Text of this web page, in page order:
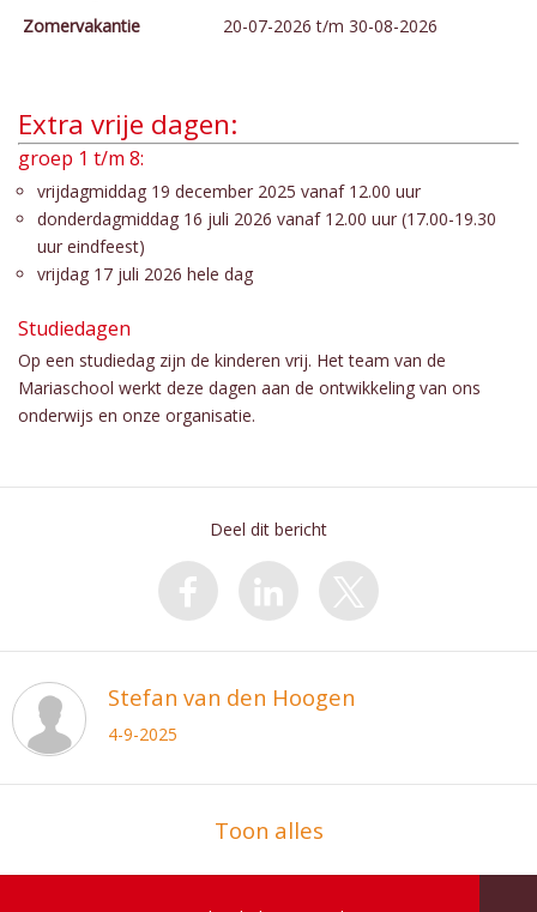
Zomervakantie
20-07-2026 t/m 30-08-2026
Extra vrije dagen:
groep 1 t/m 8:
vrijdagmiddag 19 december 2025 vanaf 12.00 uur
donderdagmiddag 16 juli 2026 vanaf 12.00 uur (17.00-19.30
uur eindfeest)
vrijdag 17 juli 2026 hele dag
Studiedagen
Op een studiedag zijn de kinderen vrij. Het team van de
Mariaschool werkt deze dagen aan de ontwikkeling van ons
onderwijs en onze organisatie.
Deel dit bericht
Stefan van den Hoogen
4-9-2025
Toon alles